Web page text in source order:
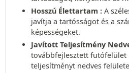
Hosszú Élettartam : A
javítja a tartósságot és a
képességeket.
Javított Teljesítmény
továbbfejlesztett futófelület
teljesítményt nedves